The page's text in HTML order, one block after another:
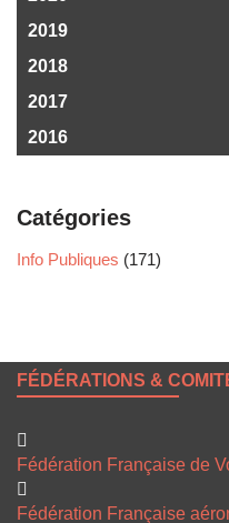
2019
2018
2017
2016
Catégories
Info Publiques (171)
FÉDÉRATIONS &
Fédération Française de
Fédération Française